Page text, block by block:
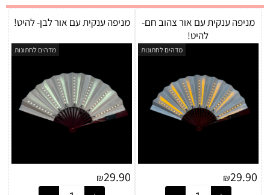
מניפה ענקית עם אור צהוב חם-
להיט!
מדהים לחתונות
₪29.90
מניפה ענקית עם אור לבן- להיט!
מדהים לחתונות
₪29.90